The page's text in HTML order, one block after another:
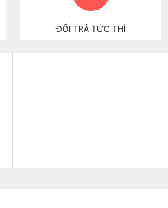
ĐỔI TRẢ TỨC THÌ